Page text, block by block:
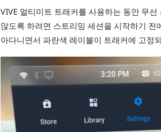
VIVE 얼티미트 트래커를 사용하는 동안 무
않도록 하려면 스트리밍 세션을 시작하기
아다니면서 파란색 레이블이 트래커에 고정